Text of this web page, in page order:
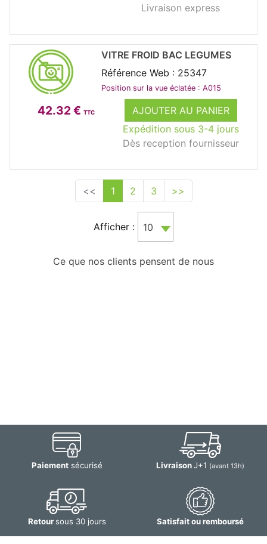
Livraison express
42.32 € TTC
AJOUTER AU PANIER
Expédition sous 3-4 jours
Dès reception fournisseur
VITRE FROID BAC LEGUMES
Référence Web : 25347
Position sur la vue éclatée : A015
<< 1 2 3 >>
Afficher : 10
Ce que nos clients pensent de nous
Paiementsécurisé LivraisonJ+1 (avant 13h)
Retoursous 30 jours Satisfait ou remboursé